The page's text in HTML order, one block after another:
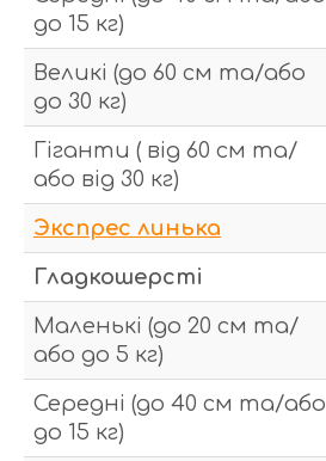
до 15 кг)
Великі (до 60 см та/або
до 30 кг)
Гіганти ( від 60 см та/
або від 30 кг)
Экспрес линька
Гладкошерсті
Маленькі (до 20 см та/
або до 5 кг)
Середні (до 40 см та/або
до 15 кг)